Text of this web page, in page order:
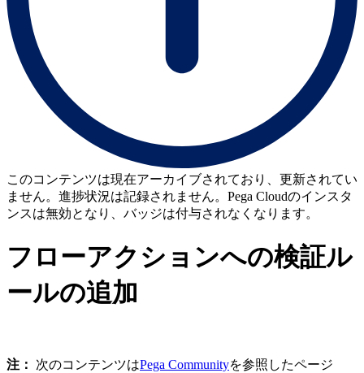
このコンテンツは現在アーカイブされており、更新されてい
ません。進捗状況は記録されません。Pega Cloudのインスタ
ンスは無効となり、バッジは付与されなくなります。
フローアクションへの検証ル
ールの追加
注： 次のコンテンツはPega Communityを参照したページ